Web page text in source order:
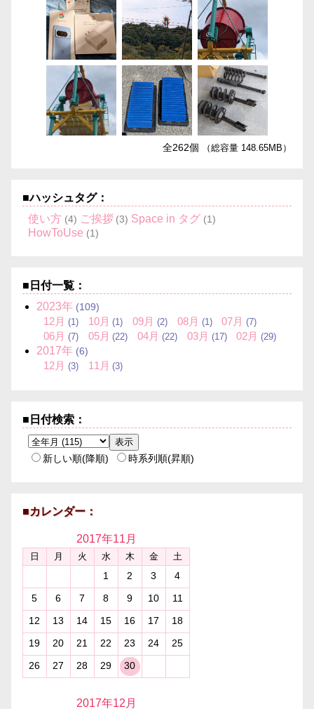
全262個 （総容量 148.65MB）
■ハッシュタグ：
使い方 (4) ご挨拶 (3) Space in タグ (1)
HowToUse (1)
■日付一覧：
2023年 (109)
12月 (1) 10月 (1) 09月 (2) 08月 (1) 07月 (7)
06月 (7) 05月 (22) 04月 (22) 03月 (17) 02月 (29)
2017年 (6)
12月 (3) 11 月 (3)
■日付検索：
新しい順(降順) 時系列順(昇順)
■カレンダー：
2017年11月
日 月 火 水 木 金 土
1 2 3
4
5
6 7 8 9 10
11
12
13 14 15 16 17
18
19
20 21 22 23 24
25
26
27 28 29 30
2017年12月